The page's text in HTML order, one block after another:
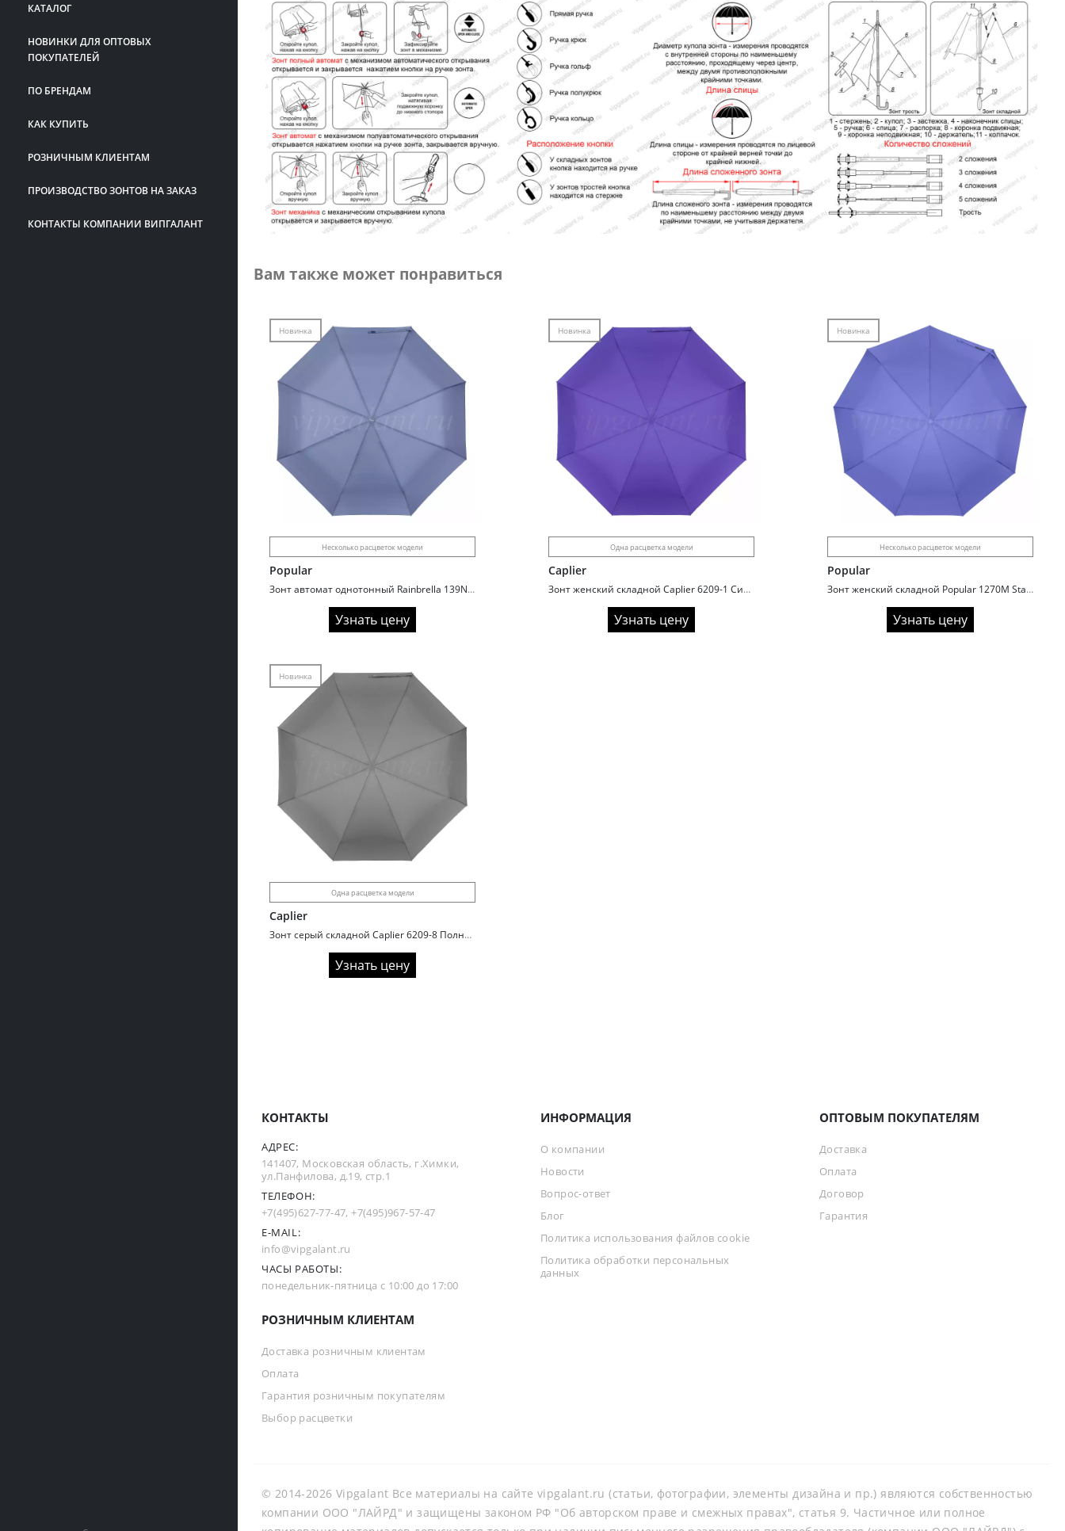
КАТАЛОГ
НОВИНКИ ДЛЯ ОПТОВЫХ
ПОКУПАТЕЛЕЙ
ПО БРЕНДАМ
КАК КУПИТЬ
РОЗНИЧНЫМ КЛИЕНТАМ
ПРОИЗВОДСТВО ЗОНТОВ НА ЗАКАЗ
КОНТАКТЫ КОМПАНИИ ВИПГАЛАНТ
Вам также может понравиться
Новинка
Несколько расцветок модели
Popular
Зонт автомат однотонный Rainbrella 139N для женщин
Узнать цену
Новинка
Одна расцветка модели
Caplier
Зонт женский складной Caplier 6209-1 Сиреневый
Узнать цену
Новинка
Несколько расцветок модели
Popular
Зонт женский складной Popular 1270M Standard
Узнать цену
Новинка
Одна расцветка модели
Caplier
Зонт серый складной Caplier 6209-8 Полный автомат
Узнать цену
КОНТАКТЫ
АДРЕС:
141407, Московская область, г.Химки,
ул.Панфилова, д.19, стр.1
ТЕЛЕФОН:
+7(495)627-77-47,+7(495)967-57-47
E-MAIL:
info@vipgalant.ru
ЧАСЫ РАБОТЫ:
понедельник-пятница с 10:00 до 17:00
ИНФОРМАЦИЯ
О компании
Новости
Вопрос-ответ
Блог
Политика использования файлов cookie
Политика обработки персональных
данных
ОПТОВЫМ ПОКУПАТЕЛЯМ
Доставка
Оплата
Договор
Гарантия
РОЗНИЧНЫМ КЛИЕНТАМ
Доставка розничным клиентам
Оплата
Гарантия розничным покупателям
Выбор расцветки
© 2014-2026 Vipgalant Все материалы на сайте vipgalant.ru (статьи, фотографии, элементы дизайна и пр.) являются собственностью
компании ООО "ЛАЙРД" и защищены законом РФ "Об авторском праве и смежных правах", статья 9. Частичное или полное